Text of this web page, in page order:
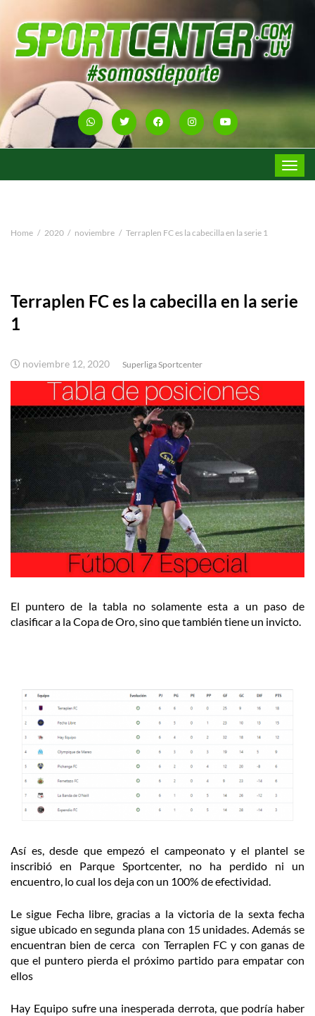
Toggle
Home 2020 noviembre Terraplen FC es la cabecilla en la serie 1
Terraplen FC es la cabecilla en la serie
1
noviembre 12, 2020 Superliga Sportcenter
El puntero de la tabla no solamente esta a un paso de
clasificar a la Copa de Oro, sino que también tiene un invicto.
Así es, desde que empezó el campeonato y el plantel se
inscribió en Parque Sportcenter, no ha perdido ni un
encuentro, lo cual los deja con un 100% de efectividad.
Le sigue Fecha libre, gracias a la victoria de la sexta fecha
sigue ubicado en segunda plana con 15 unidades. Además se
encuentran bien de cerca con Terraplen FC y con ganas de
que el puntero pierda el próximo partido para empatar con
ellos
Hay Equipo sufre una inesperada derrota, que podría haber